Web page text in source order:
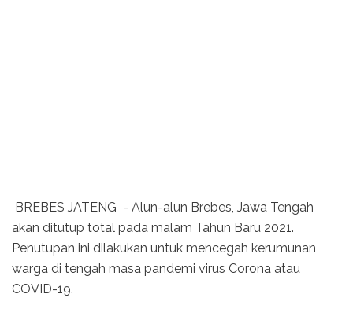
BREBES JATENG - Alun-alun Brebes, Jawa Tengah
akan ditutup total pada malam Tahun Baru 2021.
Penutupan ini dilakukan untuk mencegah kerumunan
warga di tengah masa pandemi virus Corona atau
COVID-19.